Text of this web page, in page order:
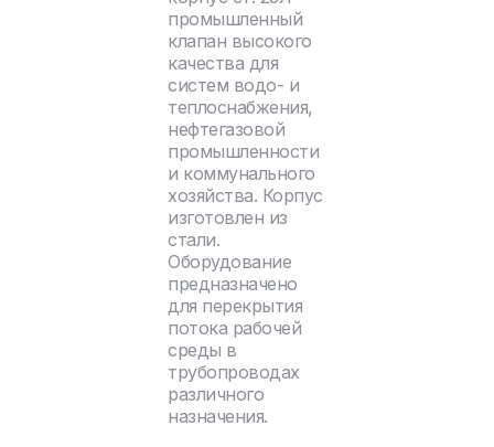
промышленный
клапан высокого
качества для
систем водо- и
теплоснабжения,
нефтегазовой
промышленности
и коммунального
хозяйства. Корпус
изготовлен из
стали.
Оборудование
предназначено
для перекрытия
потока рабочей
среды в
трубопроводах
различного
назначения.